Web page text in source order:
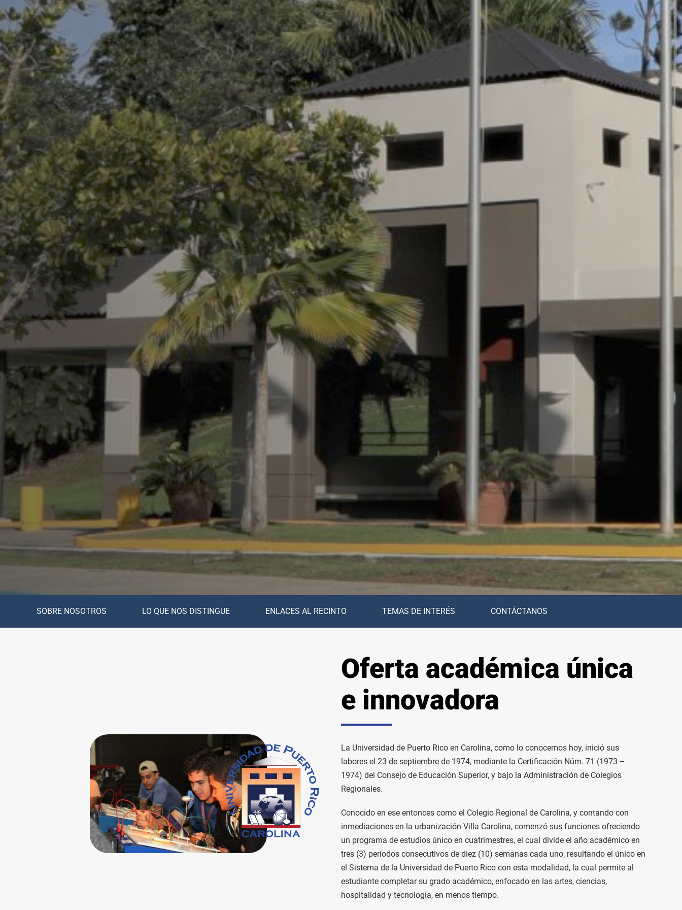
SOBRE NOSOTROS LO QUE NOS DISTINGUE ENLACES AL RECINTO TEMAS DE INTERÉS CONTÁCTANOS
Oferta académica única
e innovadora
La Universidad de Puerto Rico en Carolina, como lo conocemos hoy, inició sus
labores el 23 de septiembre de 1974, mediante la Certificación Núm. 71 (1973 –
1974) del Consejo de Educación Superior, y bajo la Administración de Colegios
Regionales.
Conocido en ese entonces como el Colegio Regional de Carolina, y contando con
inmediaciones en la urbanización Villa Carolina, comenzó sus funciones ofreciendo
un programa de estudios único en cuatrimestres, el cual divide el año académico en
tres (3) períodos consecutivos de diez (10) semanas cada uno, resultando el único en
el Sistema de la Universidad de Puerto Rico con esta modalidad, la cual permite al
estudiante completar su grado académico, enfocado en las artes, ciencias,
hospitalidad y tecnología, en menos tiempo.